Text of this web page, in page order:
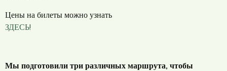
Цены на билеты можно узнать
ЗДЕСЬ!
Мы подготовили три различных маршрута, чтобы